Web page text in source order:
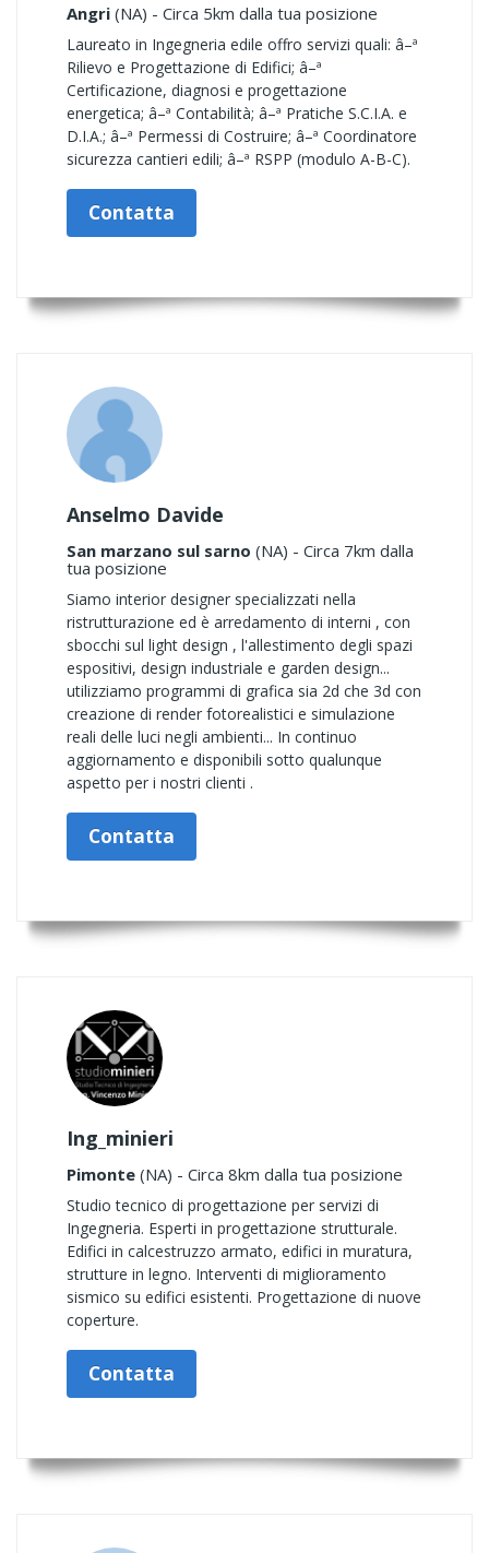
Angri (NA) - Circa 5km dalla tua posizione
Laureato in Ingegneria edile offro servizi quali: â–ª
Rilievo e Progettazione di Edifici; â–ª
Certificazione, diagnosi e progettazione
energetica; â–ª Contabilità; â–ª Pratiche S.C.I.A. e
D.I.A.; â–ª Permessi di Costruire; â–ª Coordinatore
sicurezza cantieri edili; â–ª RSPP (modulo A-B-C).
Contatta
Anselmo Davide
San marzano sul sarno (NA) - Circa 7km dalla
tua posizione
Siamo interior designer specializzati nella
ristrutturazione ed è arredamento di interni , con
sbocchi sul light design , l'allestimento degli spazi
espositivi, design industriale e garden design...
utilizziamo programmi di grafica sia 2d che 3d con
creazione di render fotorealistici e simulazione
reali delle luci negli ambienti... In continuo
aggiornamento e disponibili sotto qualunque
aspetto per i nostri clienti .
Contatta
Ing_minieri
Pimonte (NA) - Circa 8km dalla tua posizione
Studio tecnico di progettazione per servizi di
Ingegneria. Esperti in progettazione strutturale.
Edifici in calcestruzzo armato, edifici in muratura,
strutture in legno. Interventi di miglioramento
sismico su edifici esistenti. Progettazione di nuove
coperture.
Contatta